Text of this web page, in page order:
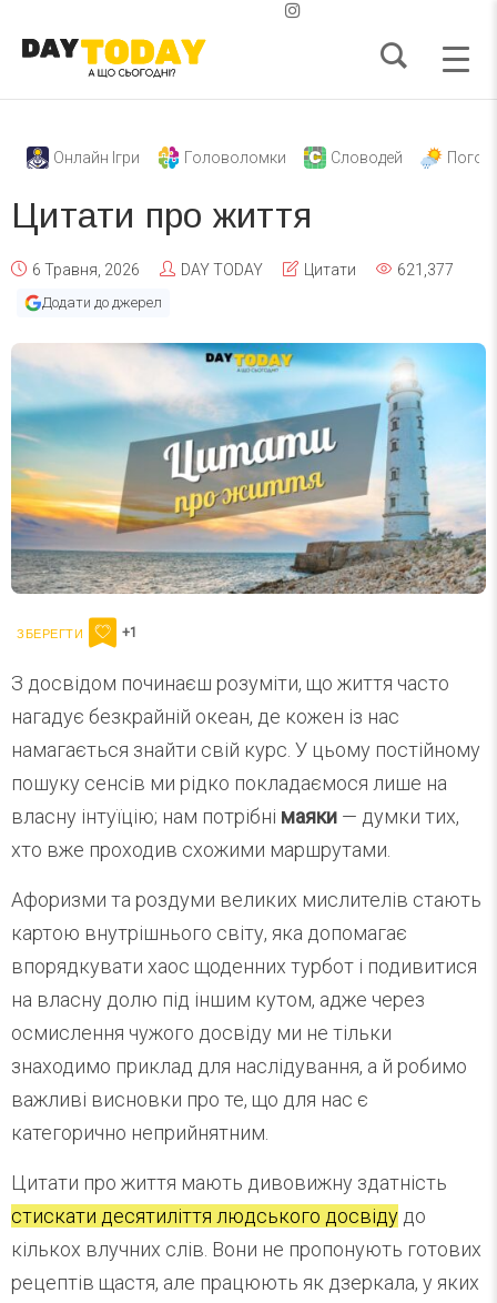
Онлайн Ігри Головоломки Словодей
Цитати про життя
6 Травня, 2026 DAY TODAY Цитати 621,377
Додати до джерел
+1
З досвідом починаєш розуміти, що життя часто
нагадує безкрайній океан, де кожен із нас
намагається знайти свій курс. У цьому постійному
пошуку сенсів ми рідко покладаємося лише на
власну інтуїцію; нам потрібні маяки — думки тих,
хто вже проходив схожими маршрутами.
Афоризми та роздуми великих мислителів стають
картою внутрішнього світу, яка допомагає
впорядкувати хаос щоденних турбот і подивитися
на власну долю під іншим кутом, адже через
осмислення чужого досвіду ми не тільки
знаходимо приклад для наслідування, а й робимо
важливі висновки про те, що для нас є
категорично неприйнятним.
Цитати про життя мають дивовижну здатність
стискати десятиліття людського досвіду до
кількох влучних слів. Вони не пропонують готових
рецептів щастя, але працюють як дзеркала, у яких